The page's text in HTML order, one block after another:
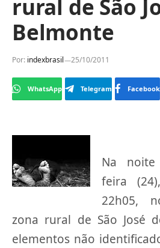
rural de São
Belmonte
Por: indexbrasil 25/10/2011
WhatsApp Telegram Facebook
Na noite
feira
22h05,
zona rural de São José
elementos não